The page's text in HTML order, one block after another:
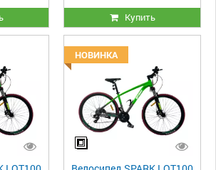
Купить
НОВИНКА